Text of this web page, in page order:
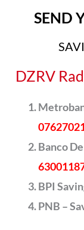
SEND
DZRV
Banco
BPI
PNB –